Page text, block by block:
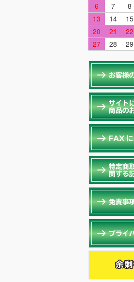
6
7 8
13
14 15
20
21 22
27
28 29